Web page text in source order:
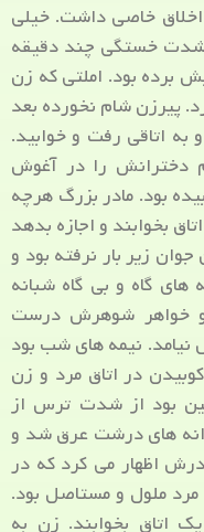
خاصی داشت. خیلی
شدت خستگی چند دقیقه
برده بود. املتی که زن
پیرزن شام نخورده بعد
به اتاقی رفت و خوابید.
دخترانش را در آغوش
بود. مادر بزرگ هرچه
بخوابند و اجازه بدهد
زیر بار نرفته بود و
گاه و بی گاه شبانه
و خواهر شوهرش درست
نیامد. نیمه های شب بود
در اتاق مرد و زن
بود از شدت ترس از
های درشت عرق شد و
اظهار می کرد که در
ملول و مستاصل بود.
اتاق بخوابند. زن به